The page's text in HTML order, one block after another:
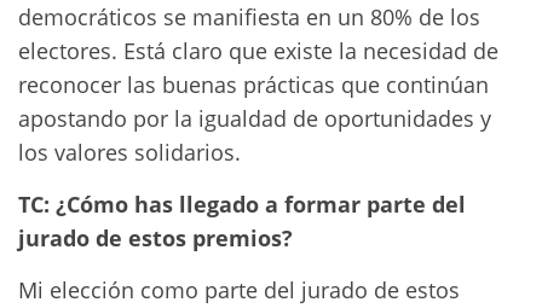
democráticos se manifiesta en un 80% de los
electores. Está claro que existe la necesidad de
reconocer las buenas prácticas que continúan
apostando por la igualdad de oportunidades y
los valores solidarios.
TC: ¿Cómo has llegado a formar parte del
jurado de estos premios?
Mi elección como parte del jurado de estos